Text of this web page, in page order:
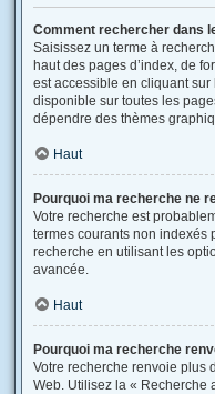
Comment rechercher dans
Saisissez un terme à
haut des pages d’index, de
est accessible en cliquant
disponible sur toutes les
dépendre des thèmes
Haut
Pourquoi ma recherche ne
Votre recherche est
termes courants non indexés
recherche en utilisant les
avancée.
Haut
Pourquoi ma recherche
Votre recherche renvoie plus
Web. Utilisez la « Recherche